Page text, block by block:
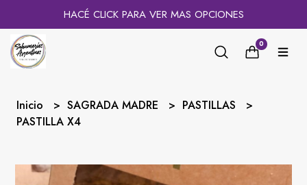
HACÉ CLICK PARA VER MAS OPCIONES
0
Inicio SAGRADA MADRE
PASTILLAS
PASTILLA X4